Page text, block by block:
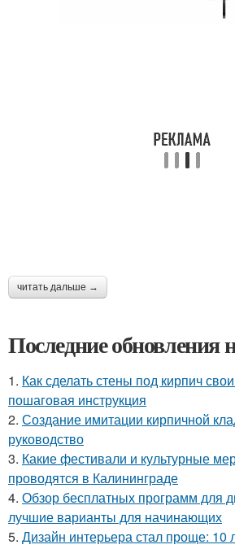
читать дальше →
Последние обновления
1. Как сделать стены под кирпич
пошаговая инструкция
2. Создание имитации кирпичной
руководство
3. Какие фестивали и культурные
проводятся в Калининграде
4. Обзор бесплатных программ для
лучшие варианты для начинающих
5. Дизайн интерьера стал проще: 10